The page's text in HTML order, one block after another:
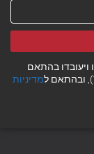
ויעובדו בהתאם
מדיניות